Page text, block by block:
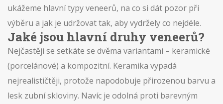
ukážeme hlavní typy veneerů, na co si dát pozor při
výběru a jak je udržovat tak, aby vydržely co nejdéle.
Jaké jsou hlavní druhy veneerů?
Nejčastěji se setkáte se dvěma variantami – keramické
(porcelánové) a kompozitní. Keramika vypadá
nejrealističtěji, protože napodobuje přirozenou barvu a
lesk zubní skloviny. Navíc je odolná proti barevným